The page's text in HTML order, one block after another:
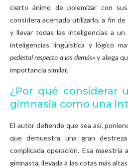
cierto ánimo de polemizar con
considera acertado utilizarlo, a fin de
y llevar todas las inteligencias a un
inteligencias lingüística y lógico
pedestal respecto a las demás»y alega
importancia similar.
¿Por qué considerar
gimnasia como una
El autor defiende que sea así,
que demuestra una gran
complicada operación. Esa
gimnasta, llevada a las cotas más